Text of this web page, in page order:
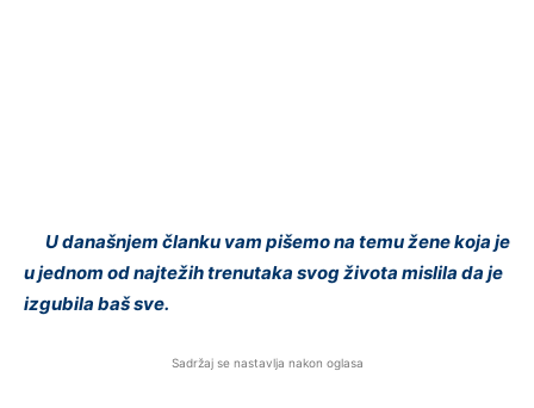
U današnjem članku vam pišemo na temu žene koja je
u jednom od najtežih trenutaka svog života mislila da je
izgubila baš sve.
Sadržaj se nastavlja nakon oglasa